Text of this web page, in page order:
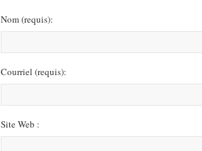
Nom(requis):
Courriel (requis):
Site Web :